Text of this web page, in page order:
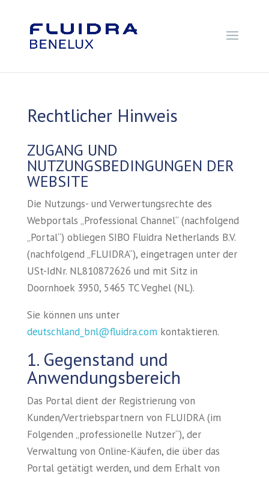
Rechtlicher Hinweis
ZUGANG UND
NUTZUNGSBEDINGUNGEN DER
WEBSITE
Die Nutzungs- und Verwertungsrechte des
Webportals „Professional Channel“ (nachfolgend
„Portal“) obliegen SIBO Fluidra Netherlands B.V.
(nachfolgend „FLUIDRA“), eingetragen unter der
USt-IdNr. NL810872626 und mit Sitz in
Doornhoek 3950, 5465 TC Veghel (NL).
Sie können uns unter
deutschland_bnl@fluidra.comkontaktieren.
1. Gegenstand und
Anwendungsbereich
Das Portal dient der Registrierung von
Kunden/Vertriebspartnern von FLUIDRA (im
Folgenden „professionelle Nutzer“), der
Verwaltung von Online-Käufen, die über das
Portal getätigt werden, und dem Erhalt von